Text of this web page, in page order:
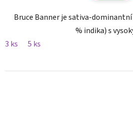
Bruce Banner je sativa-
% indika) s
3 ks
5 ks